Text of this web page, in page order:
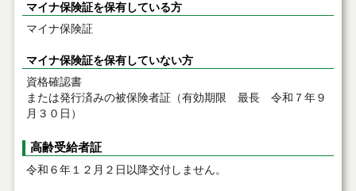
マイナ保険証を保有している方
マイナ保険証
マイナ保険証を保有していない方
資格確認書
または発行済みの被保険者証（有効期限 最長 令和７年９
月３０日）
高齢受給者証
令和６年１２月２日以降交付しません。